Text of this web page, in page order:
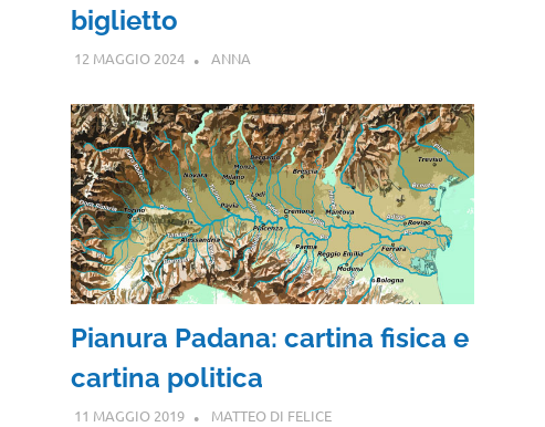
biglietto
12 MAGGIO 2024 ANNA
Pianura Padana: cartina fisica e
cartina politica
11 MAGGIO 2019 MATTEO DI FELICE